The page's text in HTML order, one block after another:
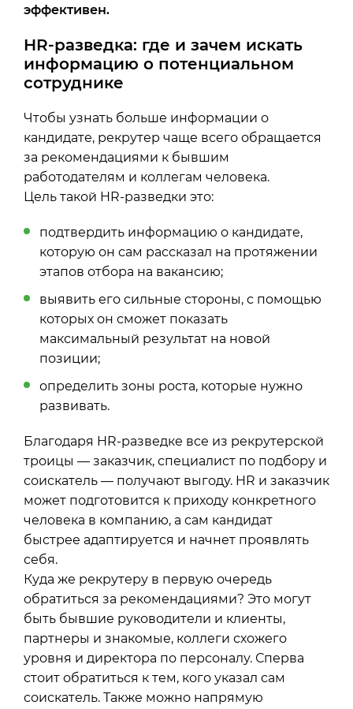
эффективен.
HR-разведка: где и зачем искать
информацию о потенциальном
сотруднике
Чтобы узнать больше информации о
кандидате, рекрутер чаще всего обращается
за рекомендациями к бывшим
работодателям и коллегам человека.
Цель такой HR-разведки это:
подтвердить информацию о кандидате,
которую он сам рассказал на протяжении
этапов отбора на вакансию;
выявить его сильные стороны, с помощью
которых он сможет показать
максимальный результат на новой
позиции;
определить зоны роста, которые нужно
развивать.
Благодаря HR-разведке все из рекрутерской
троицы — заказчик, специалист по подбору и
соискатель — получают выгоду. HR и заказчик
может подготовится к приходу конкретного
человека в компанию, а сам кандидат
быстрее адаптируется и начнет проявлять
себя.
Куда же рекрутеру в первую очередь
обратиться за рекомендациями? Это могут
быть бывшие руководители и клиенты,
партнеры и знакомые, коллеги схожего
уровня и директора по персоналу. Сперва
стоит обратиться к тем, кого указал сам
соискатель. Также можно напрямую